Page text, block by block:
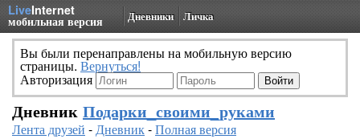
LiveInternet
мобильная версия Дневники Личка
Вы были перенаправлены на мобильную версию
страницы. Вернуться!
Авторизация
Дневник Подарки_своими_руками
Лента друзей -Дневник-Полная версия